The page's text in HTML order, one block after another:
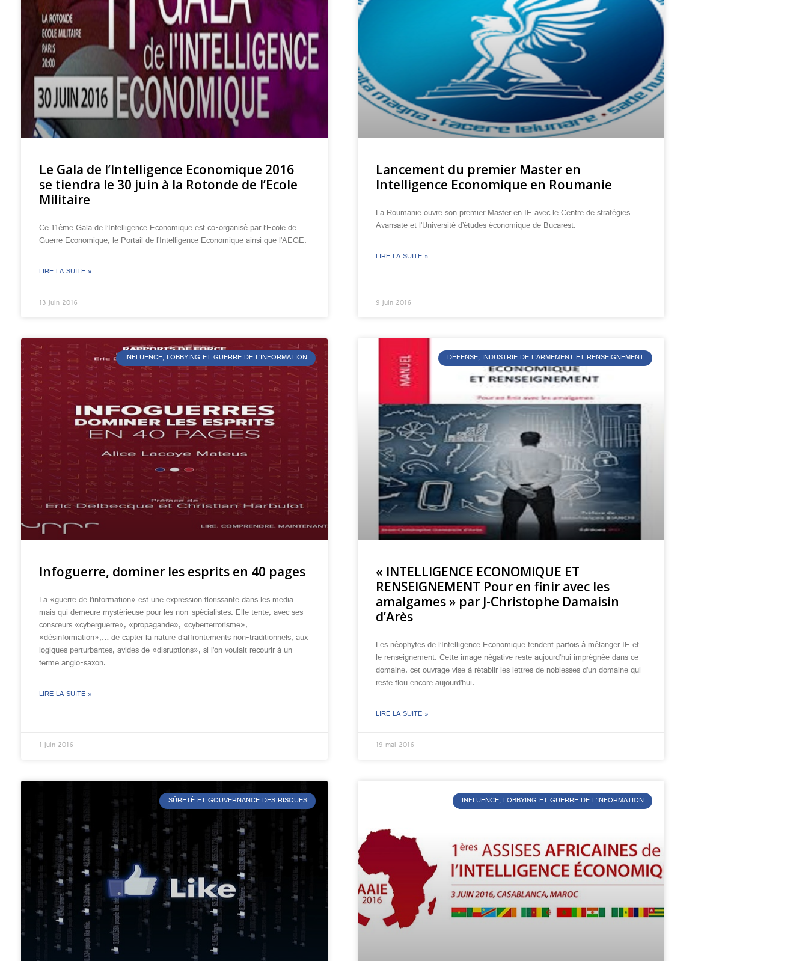
Le Gala de l’Intelligence Economique 2016
se tiendra le 30 juin à la Rotonde de l’Ecole
Militaire
Ce 11ème Gala de l’Intelligence Economique est co-organisé par l’Ecole de
Guerre Economique, le Portail de l’Intelligence Economique ainsi que l’AEGE.
LIRE LA SUITE »
13 juin 2016
Lancement du premier Master en
Intelligence Economique en Roumanie
La Roumanie ouvre son premier Master en IE avec le Centre de stratégies
Avansate et l’Université d’études économique de Bucarest.
LIRE LA SUITE »
9 juin 2016
INFLUENCE, LOBBYING ET GUERRE DE L’INFORMATION
Infoguerre, dominer les esprits en 40 pages
La «guerre de l’information» est une expression florissante dans les media
mais qui demeure mystérieuse pour les non-spécialistes. Elle tente, avec ses
consœurs «cyberguerre», «propagande», «cyberterrorisme»,
«désinformation»,… de capter la nature d’affrontements non-traditionnels, aux
logiques perturbantes, avides de «disruptions», si l’on voulait recourir à un
terme anglo-saxon.
LIRE LA SUITE »
1 juin 2016
DÉFENSE, INDUSTRIE DE L’ARMEMENT ET RENSEIGNEMENT
« INTELLIGENCE ECONOMIQUE ET
RENSEIGNEMENT Pour en finir avec les
amalgames » par J-Christophe Damaisin
d’Arès
Les néophytes de l’Intelligence Economique tendent parfois à mélanger IE et
le renseignement. Cette image négative reste aujourd’hui imprégnée dans ce
domaine, cet ouvrage vise à rétablir les lettres de noblesses d’un domaine qui
reste flou encore aujourd’hui.
LIRE LA SUITE »
19 mai 2016
SÛRETÉ ET GOUVERNANCE DES RISQUES INFLUENCE, LOBBYING ET GUERRE DE L’INFORMATION